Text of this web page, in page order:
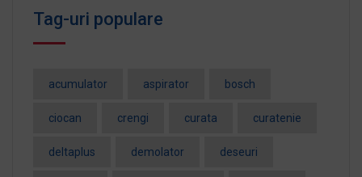
Tag-uri populare
acumulator aspirator bosch
ciocan crengi curata curatenie
deltaplus demolator deseuri